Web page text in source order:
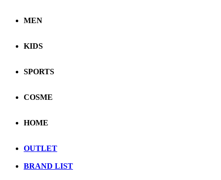
MEN
KIDS
SPORTS
COSME
HOME
OUTLET
BRAND LIST